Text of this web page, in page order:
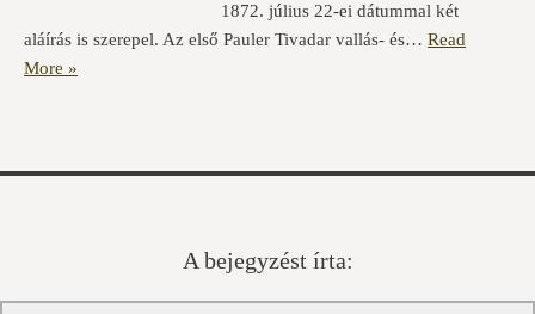
1872. július 22-ei dátummal két
aláírás is szerepel. Az első Pauler Tivadar vallás- és… Read
More »
A bejegyzést írta: